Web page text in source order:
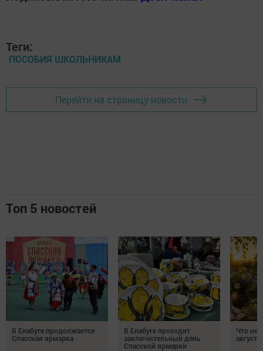
Теги:
ПОСОБИЯ ШКОЛЬНИКАМ
Перейти на страницу новости
Топ 5 новостей
В Елабуге продолжается
Спасская ярмарка
В Елабуге проходит
заключительный день
Спасской ярмарки
Что